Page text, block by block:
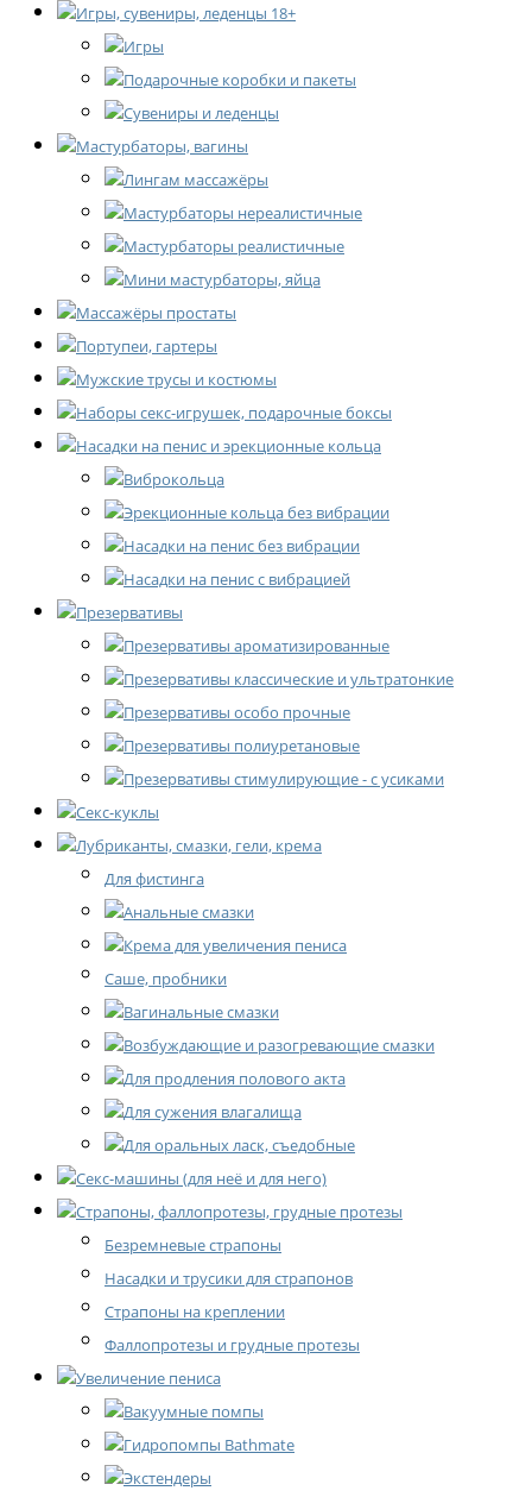
Игры, сувениры, леденцы 18+
Игры
Подарочные коробки и пакеты
Сувениры и леденцы
Мастурбаторы, вагины
Лингам массажёры
Мастурбаторы нереалистичные
Мастурбаторы реалистичные
Мини мастурбаторы, яйца
Массажёры простаты
Портупеи, гартеры
Мужские трусы и костюмы
Наборы секс-игрушек, подарочные боксы
Насадки на пенис и эрекционные кольца
Виброкольца
Эрекционные кольца без вибрации
Насадки на пенис без вибрации
Насадки на пенис с вибрацией
Презервативы
Презервативы ароматизированные
Презервативы классические и ультратонкие
Презервативы особо прочные
Презервативы полиуретановые
Презервативы стимулирующие - с усиками
Секс-куклы
Лубриканты, смазки, гели, крема
Для фистинга
Анальные смазки
Крема для увеличения пениса
Саше, пробники
Вагинальные смазки
Возбуждающие и разогревающие смазки
Для продления полового акта
Для сужения влагалища
Для оральных ласк, съедобные
Секс-машины (для неё и для него)
Страпоны, фаллопротезы, грудные протезы
Безремневые страпоны
Насадки и трусики для страпонов
Страпоны на креплении
Фаллопротезы и грудные протезы
Увеличение пениса
Вакуумные помпы
Гидропомпы Bathmate
Экстендеры